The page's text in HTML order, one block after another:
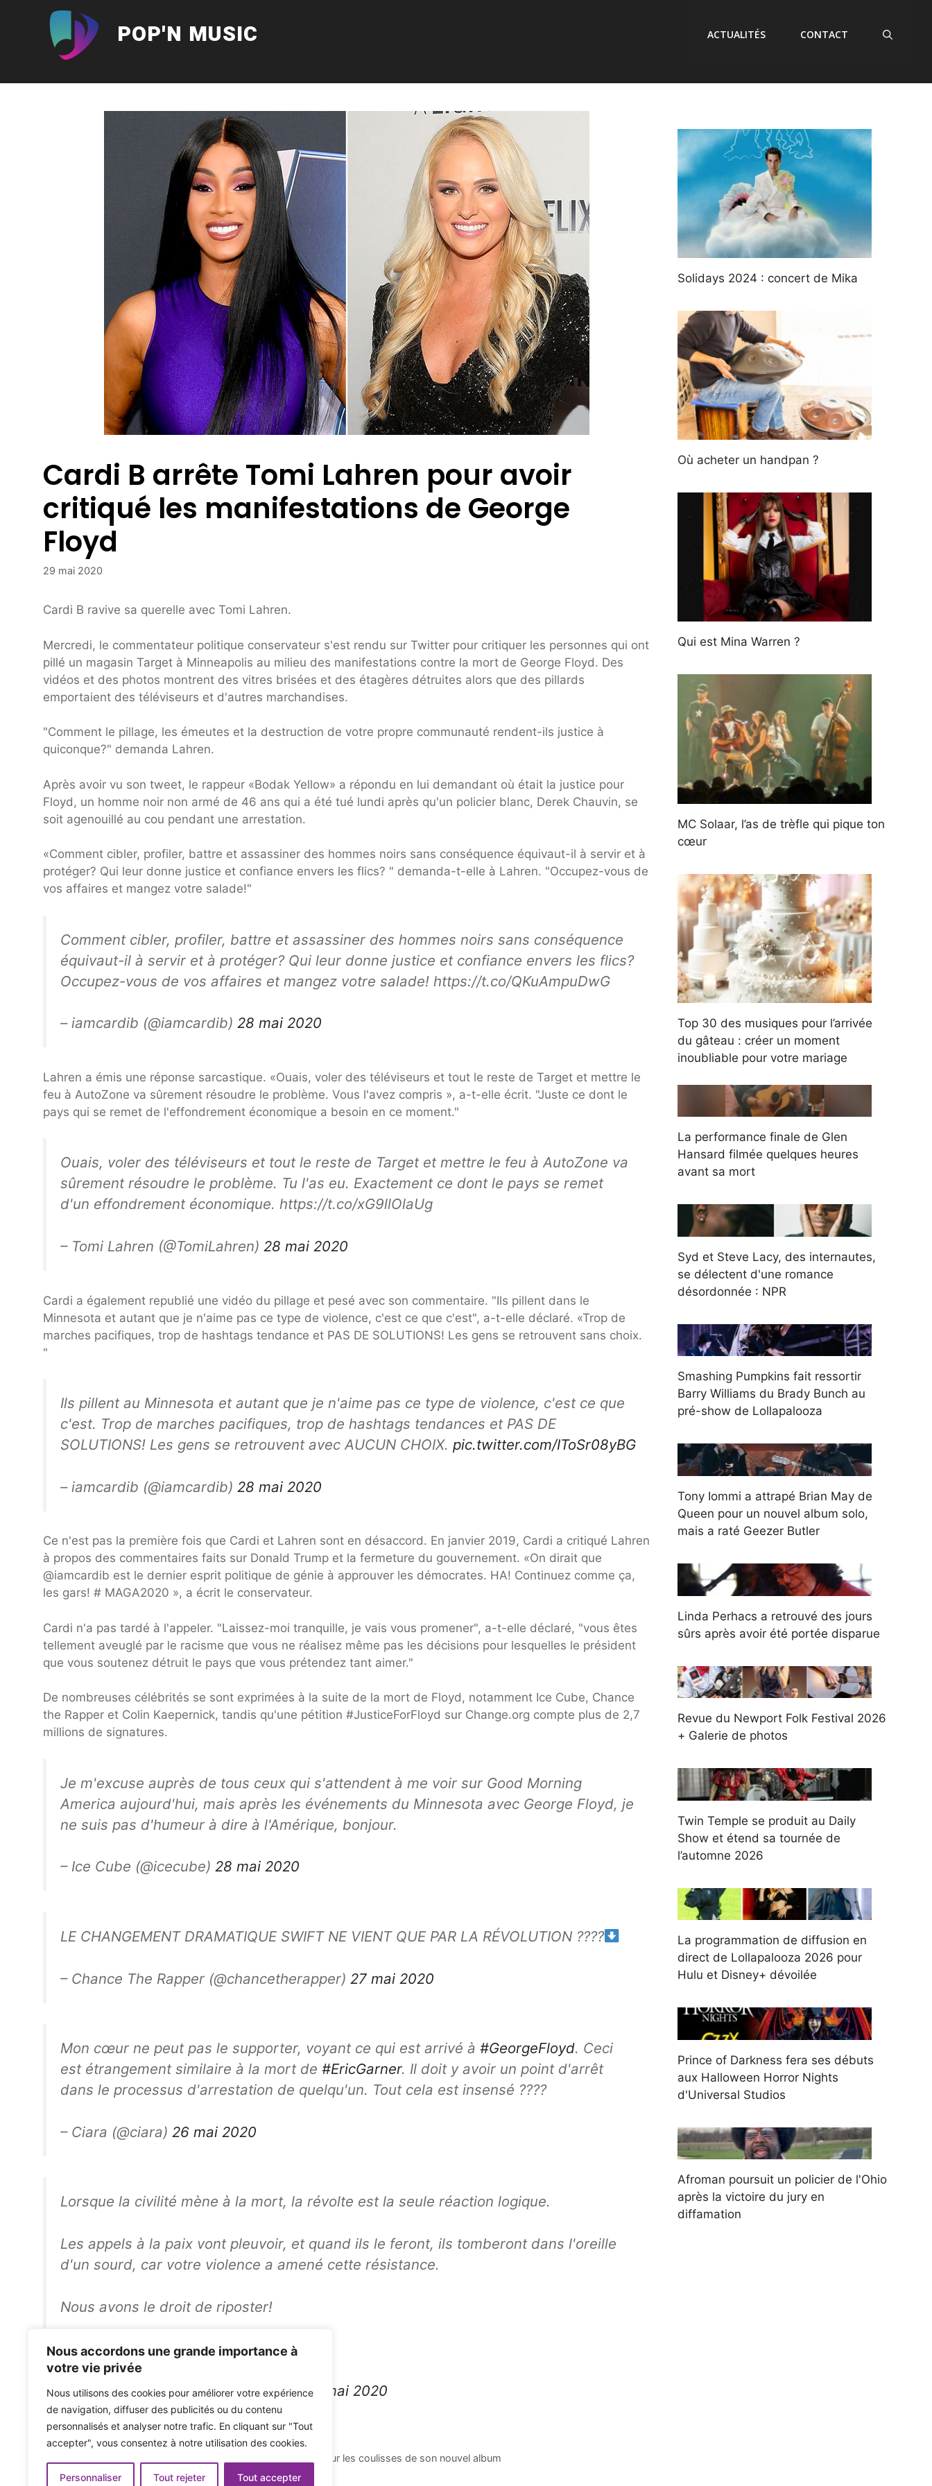
Nous accordons une grande importance à
votre vie privée
Nous utilisons des cookies pour améliorer votre expérience
de navigation, diffuser des publicités ou du contenu
personnalisés et analyser notre trafic. En cliquant sur "Tout
accepter", vous consentez à notre utilisation des cookies.
Personnaliser Tout rejeter Tout accepter
POP'N MUSIC ACTUALITÉS CONTACT
Cardi B arrête Tomi Lahren pour avoir
critiqué les manifestations de George
Floyd
29 mai 2020
Cardi B ravive sa querelle avec Tomi Lahren.
Mercredi, le commentateur politique conservateur s'est rendu sur Twitter pour critiquer les personnes qui ont
pillé un magasin Target à Minneapolis au milieu des manifestations contre la mort de George Floyd. Des
vidéos et des photos montrent des vitres brisées et des étagères détruites alors que des pillards
emportaient des téléviseurs et d'autres marchandises.
"Comment le pillage, les émeutes et la destruction de votre propre communauté rendent-ils justice à
quiconque?" demanda Lahren.
Après avoir vu son tweet, le rappeur «Bodak Yellow» a répondu en lui demandant où était la justice pour
Floyd, un homme noir non armé de 46 ans qui a été tué lundi après qu'un policier blanc, Derek Chauvin, se
soit agenouillé au cou pendant une arrestation.
«Comment cibler, profiler, battre et assassiner des hommes noirs sans conséquence équivaut-il à servir et à
protéger? Qui leur donne justice et confiance envers les flics? " demanda-t-elle à Lahren. "Occupez-vous de
vos affaires et mangez votre salade!"
Comment cibler, profiler, battre et assassiner des hommes noirs sans conséquence
équivaut-il à servir et à protéger? Qui leur donne justice et confiance envers les flics?
Occupez-vous de vos affaires et mangez votre salade! https://t.co/QKuAmpuDwG
– iamcardib (@iamcardib) 28 mai 2020
Lahren a émis une réponse sarcastique. «Ouais, voler des téléviseurs et tout le reste de Target et mettre le
feu à AutoZone va sûrement résoudre le problème. Vous l'avez compris », a-t-elle écrit. "Juste ce dont le
pays qui se remet de l'effondrement économique a besoin en ce moment."
Ouais, voler des téléviseurs et tout le reste de Target et mettre le feu à AutoZone va
sûrement résoudre le problème. Tu l'as eu. Exactement ce dont le pays se remet
d'un effondrement économique. https://t.co/xG9llOlaUg
– Tomi Lahren (@TomiLahren) 28 mai 2020
Cardi a également republié une vidéo du pillage et pesé avec son commentaire. "Ils pillent dans le
Minnesota et autant que je n'aime pas ce type de violence, c'est ce que c'est", a-t-elle déclaré. «Trop de
marches pacifiques, trop de hashtags tendance et PAS DE SOLUTIONS! Les gens se retrouvent sans choix.
"
Ils pillent au Minnesota et autant que je n'aime pas ce type de violence, c'est ce que
c'est. Trop de marches pacifiques, trop de hashtags tendances et PAS DE
SOLUTIONS! Les gens se retrouvent avec AUCUN CHOIX. pic.twitter.com/IToSr08yBG
– iamcardib (@iamcardib) 28 mai 2020
Ce n'est pas la première fois que Cardi et Lahren sont en désaccord. En janvier 2019, Cardi a critiqué Lahren
à propos des commentaires faits sur Donald Trump et la fermeture du gouvernement. «On dirait que
@iamcardib est le dernier esprit politique de génie à approuver les démocrates. HA! Continuez comme ça,
les gars! # MAGA2020 », a écrit le conservateur.
Cardi n'a pas tardé à l'appeler. "Laissez-moi tranquille, je vais vous promener", a-t-elle déclaré, "vous êtes
tellement aveuglé par le racisme que vous ne réalisez même pas les décisions pour lesquelles le président
que vous soutenez détruit le pays que vous prétendez tant aimer."
De nombreuses célébrités se sont exprimées à la suite de la mort de Floyd, notamment Ice Cube, Chance
the Rapper et Colin Kaepernick, tandis qu'une pétition #JusticeForFloyd sur Change.org compte plus de 2,7
millions de signatures.
Je m'excuse auprès de tous ceux qui s'attendent à me voir sur Good Morning
America aujourd'hui, mais après les événements du Minnesota avec George Floyd, je
ne suis pas d'humeur à dire à l'Amérique, bonjour.
– Ice Cube (@icecube) 28 mai 2020
LE CHANGEMENT DRAMATIQUE SWIFT NE VIENT QUE PAR LA RÉVOLUTION ????
– Chance The Rapper (@chancetherapper) 27 mai 2020
Mon cœur ne peut pas le supporter, voyant ce qui est arrivé à #GeorgeFloyd. Ceci
est étrangement similaire à la mort de #EricGarner. Il doit y avoir un point d'arrêt
dans le processus d'arrestation de quelqu'un. Tout cela est insensé ????
– Ciara (@ciara) 26 mai 2020
Lorsque la civilité mène à la mort, la révolte est la seule réaction logique.
Les appels à la paix vont pleuvoir, et quand ils le feront, ils tomberont dans l'oreille
d'un sourd, car votre violence a amené cette résistance.
Nous avons le droit de riposter!
Le repos dans Power George Floyd
– Colin Kaepernick (@ Kaepernick7)28 mai 2020
Trop d'avenir. Jeudis Vol. 301
Première: regardez le documentaire de Rufus Wainwright sur les coulisses de son nouvel album
Solidays 2024 : concert de Mika
Où acheter un handpan ?
Qui est Mina Warren ?
MC Solaar, l’as de trèfle qui pique ton
cœur
Top 30 des musiques pour l’arrivée
du gâteau : créer un moment
inoubliable pour votre mariage
La performance finale de Glen
Hansard filmée quelques heures
avant sa mort
Syd et Steve Lacy, des internautes,
se délectent d'une romance
désordonnée : NPR
Smashing Pumpkins fait ressortir
Barry Williams du Brady Bunch au
pré-show de Lollapalooza
Tony Iommi a attrapé Brian May de
Queen pour un nouvel album solo,
mais a raté Geezer Butler
Linda Perhacs a retrouvé des jours
sûrs après avoir été portée disparue
Revue du Newport Folk Festival 2026
+ Galerie de photos
Twin Temple se produit au Daily
Show et étend sa tournée de
l’automne 2026
La programmation de diffusion en
direct de Lollapalooza 2026 pour
Hulu et Disney+ dévoilée
Prince of Darkness fera ses débuts
aux Halloween Horror Nights
d'Universal Studios
Afroman poursuit un policier de l'Ohio
après la victoire du jury en
diffamation